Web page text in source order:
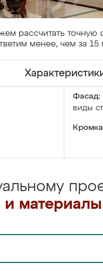
рассчитать точную
менее, чем за 15
Фасад:
виды
материалы